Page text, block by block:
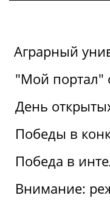
Аграрный
"Мой портал"
День
Победы в
Победа в
Внимание: